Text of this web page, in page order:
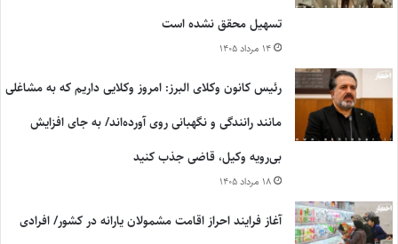
تسهیل محقق نشده است
۱۴ مرداد ۱۴۰۵
رئیس کانون وکلای البرز: امروز وکلایی داریم که به مشاغلی
مانند رانندگی و نگهبانی روی آورده‌اند/ به جای افزایش
بی‌رویه وکیل، قاضی جذب کنید
۱۸ مرداد ۱۴۰۵
آغاز فرایند احراز اقامت مشمولان یارانه در کشور/ افرادی